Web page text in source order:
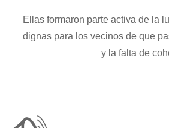
Ellas formaron parte activa de la
dignas para los vecinos de que
y la falta de